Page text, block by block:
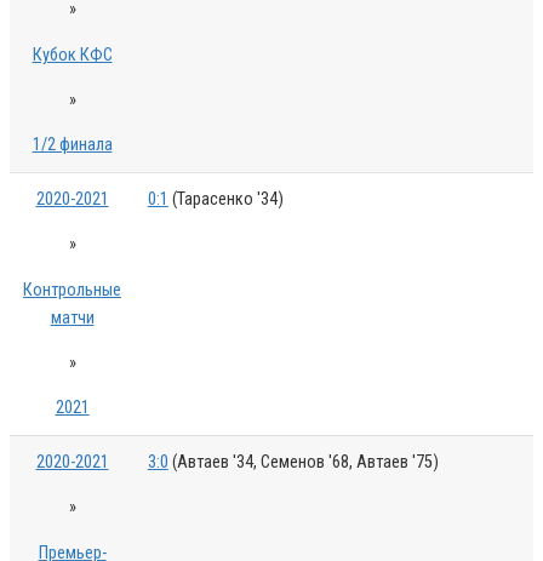
»
Кубок КФС
»
1/2 финала
2020-2021
»
Контрольные
матчи
»
2021
0:1 (Тарасенко '34)
2020-2021
»
Премьер-
3:0 (Автаев '34, Семенов '68, Автаев '75)